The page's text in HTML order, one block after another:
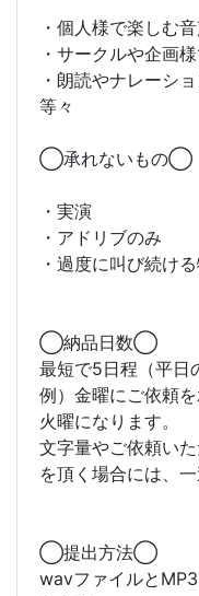
・個人様で楽しむ
・サークルや企画
・朗読やナレーシ
等々
◯承れないもの◯
・実演
・アドリブのみ
・過度に叫び続け
◯納品日数◯
最短で5日程（平日
例）金曜にご依頼
火曜になります。
文字量やご依頼い
を頂く場合には、
◯提出方法◯
wavファイルと